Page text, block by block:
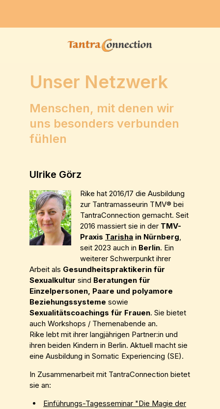
Unser Netzwerk
Menschen, mit denen wir
uns besonders verbunden
fühlen
Ulrike Görz
Rike hat 2016/17 die Ausbildung
zur Tantramasseurin TMV® bei
TantraConnection gemacht. Seit
2016 massiert sie in der TMV-
Praxis Tarisha in Nürnberg,
seit 2023 auch in Berlin. Ein
weiterer Schwerpunkt ihrer
Arbeit als Gesundheitspraktikerin für
Sexualkultur sind Beratungen für
Einzelpersonen, Paare und polyamore
Beziehungssysteme sowie
Sexualitätscoachings für Frauen. Sie bietet
auch Workshops / Themenabende an.
Rike lebt mit ihrer langjährigen Partner:in und
ihren beiden Kindern in Berlin. Aktuell macht sie
eine Ausbildung in Somatic Experiencing (SE).
In Zusammenarbeit mit TantraConnection bietet
sie an:
Einführungs-Tagesseminar "Die Magie der